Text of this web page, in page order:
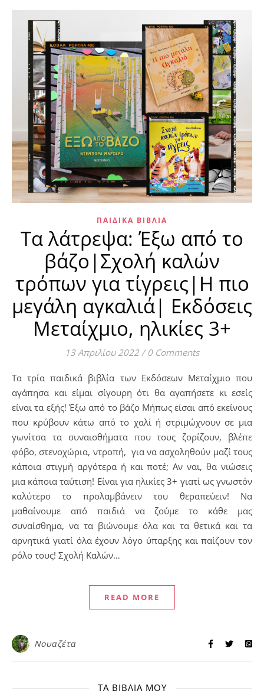
ΠΑΙΔΙΚΆ ΒΙΒΛΊΑ
Τα λάτρεψα: Έξω από το
βάζο|Σχολή καλών
τρόπων για τίγρεις|Η πιο
μεγάλη αγκαλιά| Εκδόσεις
Μεταίχμιο, ηλικίες 3+
13 Απριλίου 2022 / 0 Comments
Τα τρία παιδικά βιβλία των Εκδόσεων Μεταίχμιο που
αγάπησα και είμαι σίγουρη ότι θα αγαπήσετε κι εσείς
είναι τα εξής! Έξω από το βάζο Μήπως είσαι από εκείνους
που κρύβουν κάτω από το χαλί ή στριμώχνουν σε μια
γωνίτσα τα συναισθήματα που τους ζορίζουν, βλέπε
φόβο, στενοχώρια, ντροπή, για να ασχοληθούν μαζί τους
κάποια στιγμή αργότερα ή και ποτέ; Αν ναι, θα νιώσεις
μια κάποια ταύτιση! Είναι για ηλικίες 3+ γιατί ως γνωστόν
καλύτερο το προλαμβάνειν του θεραπεύειν! Να
μαθαίνουμε από παιδιά να ζούμε το κάθε μας
συναίσθημα, να τα βιώνουμε όλα και τα θετικά και τα
αρνητικά γιατί όλα έχουν λόγο ύπαρξης και παίζουν τον
ρόλο τους! Σχολή Καλών…
READ MORE
Νουαζέτα
ΤΑ ΒΙΒΛΊΑ ΜΟΥ